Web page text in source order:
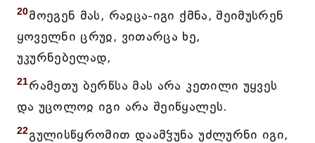
20მოეგენ მას, რაჲცა-იგი ქმნა, შეიმუსრენ
ყოველნი ცრუჲ, ვითარცა ხე,
უკურნებელად,
21რამეთუ ბერწსა მას არა კეთილი უყვეს
და უცოლოჲ იგი არა შეიწყალეს.
22გულისწყრომით დაამჴუნა უძლურნი იგი,